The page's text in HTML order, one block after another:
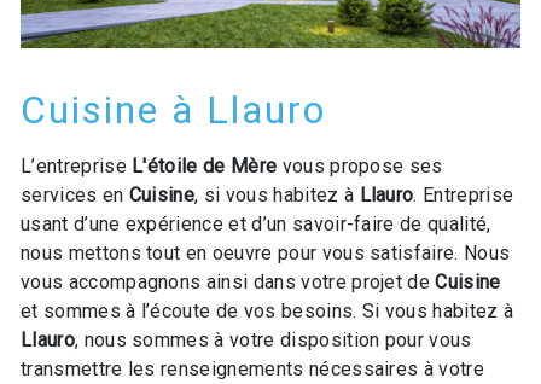
Cuisine à Llauro
L’entreprise L'étoile de Mère vous propose ses
services en Cuisine, si vous habitez à Llauro. Entreprise
usant d’une expérience et d’un savoir-faire de qualité,
nous mettons tout en oeuvre pour vous satisfaire. Nous
vous accompagnons ainsi dans votre projet deCuisine
et sommes à l’écoute de vos besoins. Si vous habitez à
Llauro, nous sommes à votre disposition pour vous
transmettre les renseignements nécessaires à votre